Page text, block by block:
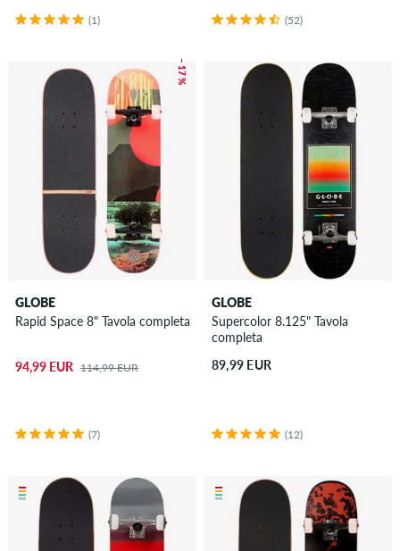
(1) (52)
– 17 %
GLOBE
Rapid Space 8" Tavola completa
94,99 EUR 114,99 EUR
(7)
GLOBE
Supercolor 8.125" Tavola
completa
89,99 EUR
(12)